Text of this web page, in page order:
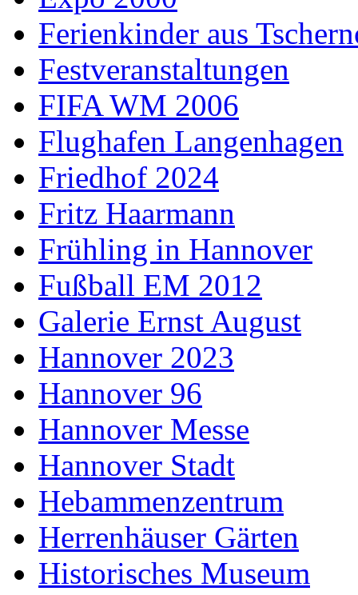
Ferienkinder aus
Festveranstaltungen
FIFA WM 2006
Flughafen Langenhagen
Friedhof 2024
Fritz Haarmann
Frühling in Hannover
Fußball EM 2012
Galerie Ernst August
Hannover 2023
Hannover 96
Hannover Messe
Hannover Stadt
Hebammenzentrum
Herrenhäuser Gärten
Historisches Museum